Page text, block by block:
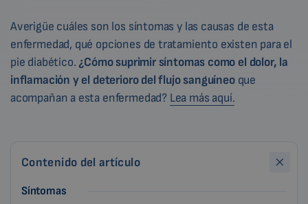
Averigüe cuáles son los síntomas y las causas de esta
enfermedad, qué opciones de tratamiento existen para el
pie diabético. ¿Cómo suprimir síntomas como el dolor, la
inflamación y el deterioro del flujo sanguíneoque
acompañan a esta enfermedad? Lea más aquí.
Contenido del artículo
Síntomas